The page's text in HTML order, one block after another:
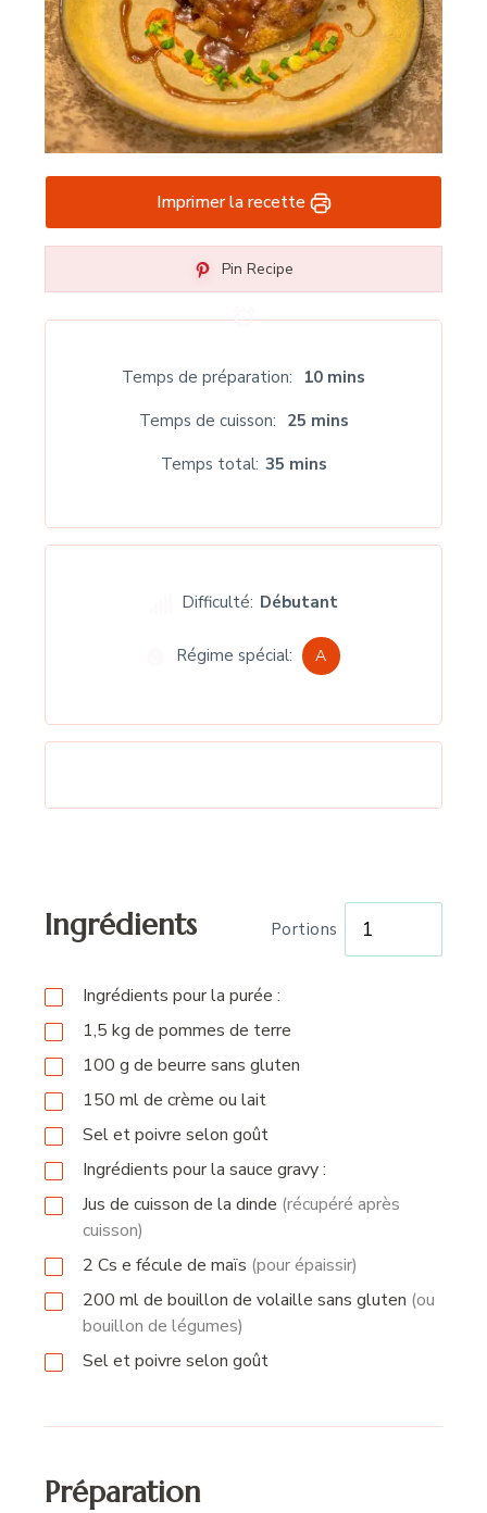
Imprimer la recette
Pin Recipe
Temps de préparation
10 mins
Temps de cuisson
25 mins
Temps total 35 mins
Difficulté: Débutant
Régime spécial: A
Ingrédients Portions
Ingrédients pour la purée :
1,5 kg de pommes de terre
100 g de beurre sans gluten
150 mlde crème ou lait
Sel et poivre selon goût
Ingrédients pour la sauce gravy :
Jus de cuisson de la dinde (récupéré après
cuisson)
2 Cs e fécule de maïs (pour épaissir)
200 mlde bouillon de volaille sans gluten (ou
bouillon de légumes)
Sel et poivre selon goût
Préparation